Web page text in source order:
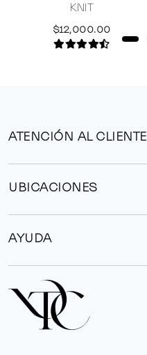
KNIT
$12,000.00
ATENCIÓN AL CLIENTE
UBICACIONES
AYUDA